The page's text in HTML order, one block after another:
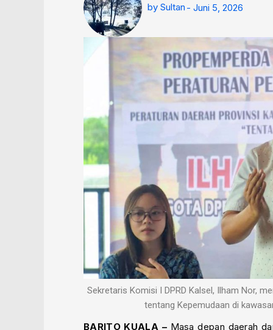
by Sultan - Juni 5, 2026
Sekretaris Komisi I DPRD Kalsel, Ilham Nor,
tentang Kepemudaan di
BARITO KUALA –Masa depan daerah